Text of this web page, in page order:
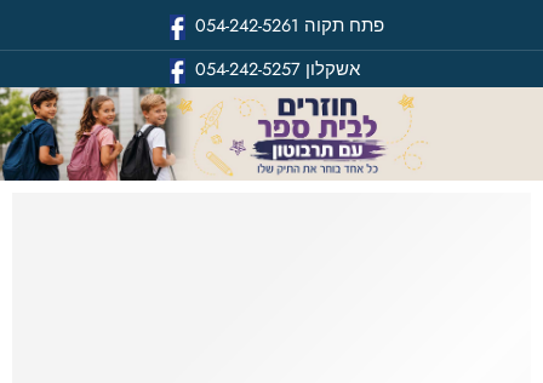
פתח תקוה 054-242-5261
אשקלון054-242-5257